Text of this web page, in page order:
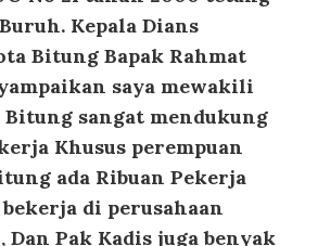
Kepala Dians
Bitung Bapak Rahmat
saya mewakili
sangat mendukung
Khusus perempuan
ada Ribuan Pekerja
di perusahaan
Pak Kadis juga benyak